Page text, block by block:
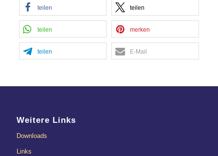
teilen teilen
teilen merken
teilen E-Mail
Weitere Links
Downloads
Links